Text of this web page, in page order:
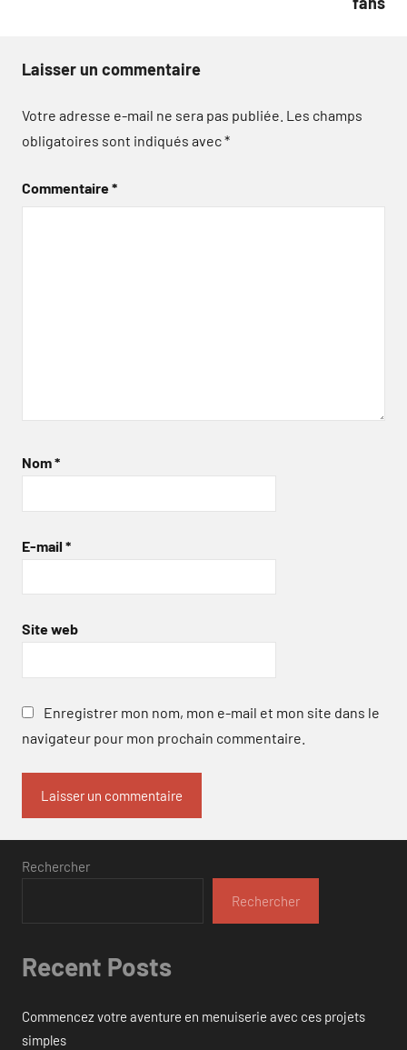
Laisser un commentaire
Votre adresse e-mail ne sera pas publiée. Les champs
obligatoires sont indiqués avec*
Commentaire*
Nom*
E-mail *
Site web
Enregistrer mon nom, mon e-mail et mon site dans le
navigateur pour mon prochain commentaire.
Rechercher
Rechercher
Recent Posts
Commencez votre aventure en menuiserie avec ces projets
simples